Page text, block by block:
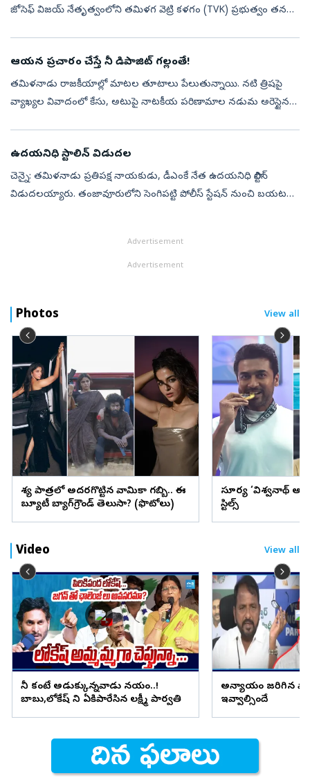
జోసెఫ్ విజయ్ నేతృత్వంలోని తమిళగ వెట్రి కళగం (TVK) ప్రభుత్వం తన
ఆయన ప్రచారం చేస్తే నీ డిపాజిట్‌ గల్లంతే!
తమిళనాడు రాజకీయాల్లో మాటల తూటాలు పేలుతున్నాయి. నటి త్రిషపై
వ్యాఖ్యల వివాదంలో కేసు, అటుపై నాటకీయ పరిణామాల నడుమ అరెస్టైన
ఉదయనిధి స్టాలిన్ విడుదల
చెన్నై: తమిళనాడు ప్రతిపక్ష నాయకుడు, డీఎంకే నేత ఉదయనిధి స్టాలిన్
విడుదలయ్యారు. తంజావూరులోని సెంగిపట్టి పోలీస్ స్టేషన్ నుంచి బయటకు
Advertisement
Advertisement
Photos View all
వేశ్య పాత్రలో అదరగొట్టిన వామికా గబ్బి.. ఈ
బ్యూటీ బ్యాగ్‌గ్రౌండ్‌ తెలుసా? (ఫొటోలు)
సూర్య ‘విశ్వనాథ్
స్టిల్స్
Video View all
నీ కంటే అడుక్కున్నవాడు నయం..!
బాబు,లోకేష్ ని ఏకిపారేసిన లక్ష్మీ పార్వతి
అన్యాయం జరిగిన
ఇవ్వాల్సిందే